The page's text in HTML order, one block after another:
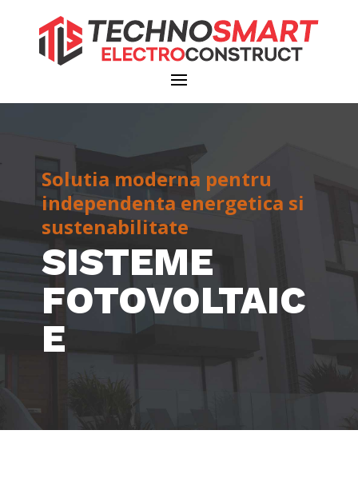
Solutia moderna pentru
independenta energetica si
sustenabilitate
SISTEME
FOTOVOLTAIC
E